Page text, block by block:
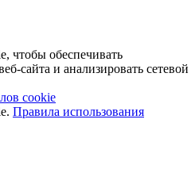
чтобы обеспечивать
сайта и анализировать сетевой
cookie
Правила использования